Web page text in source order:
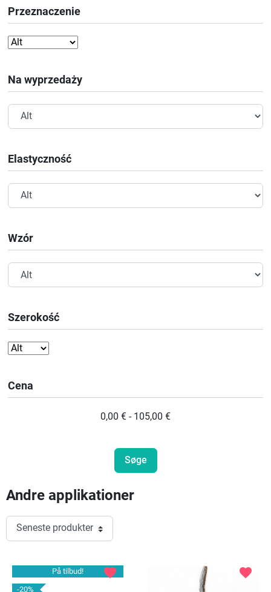
Przeznaczenie
Na wyprzedaży
Elastyczność
Wzór
Szerokość
Cena
0,00 € - 105,00 €
Andre applikationer
På tilbud!
-20%
favorite favorite